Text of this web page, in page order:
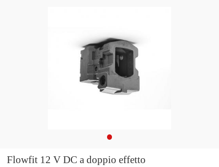
Flowfit 12 V DC a doppio effetto